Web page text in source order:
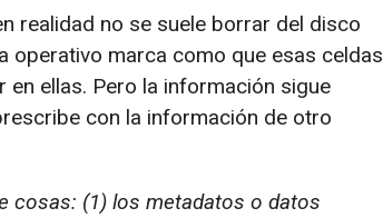
realidad no se suele borrar del disco
operativo marca como que esas celdas
ellas. Pero la información sigue
con la información de otro
cosas: (1) los metadatos o datos